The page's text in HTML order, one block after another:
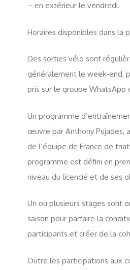
– en extérieur le vendredi.
Horaires disponibles dans la
Des sorties vélo sont
généralement le week-end,
pris sur le groupe WhatsApp
Un programme
œuvre par Anthony Pujades,
de l’équipe de France de
programme est défini en
niveau du licencié et de ses
Un ou plusieurs stages sont
saison pour parfaire la
participants et créer de la
Outre les participations aux